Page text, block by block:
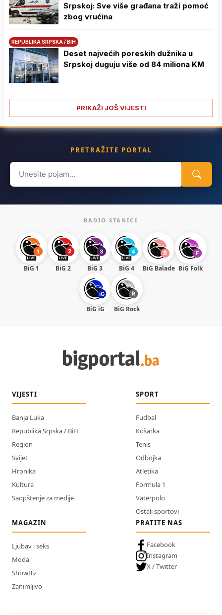
Srpskoj: Sve više građana traži pomoć
zbog vrućina
REPUBLIKA SRPSKA / BIH
Deset najvećih poreskih dužnika u
Srpskoj duguju više od 84 miliona KM
PRIKAŽI JOŠ VIJESTI
PRETRAŽITE PORTAL
Search
for:
RADIO STANICE
BiG 1 BiG 2 BiG 3 BiG 4 BiG Balade BiG Folk
BiG iG BiG Rock
VIJESTI
Banja Luka
Republika Srpska / BiH
Region
Svijet
Hronika
Kultura
Saopštenje za medije
SPORT
Fudbal
Košarka
Tenis
Odbojka
Atletika
Formula 1
Vaterpolo
Ostali sportovi
MAGAZIN
Ljubav i seks
Moda
ShowBiz
Zanimljivo
PRATITE NAS
Facebook
Instagram
X / Twitter